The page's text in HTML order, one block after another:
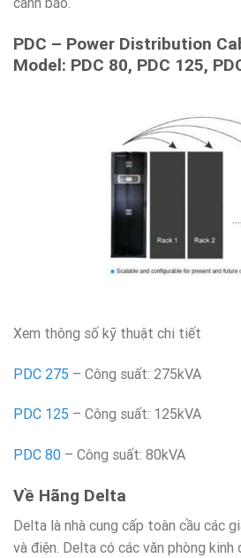
PDC – Power Distribution
Model: PDC 80, PDC 125,
Xem thông số kỹ thuật chi tiết
PDC 275 – Công suất: 275kVA
PDC 125 – Công suất: 125kVA
PDC 80 – Công suất: 80kVA
Về Hãng Delta
Delta là nhà cung cấp toàn cầu các
và điện. Delta có các văn phòng